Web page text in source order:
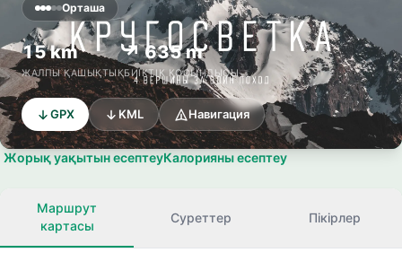
Орташа
15 km
ЖАЛПЫ ҚАШЫҚТЫҚ
↗ 635 m
БИІКТІК ҚОСЫНДЫСЫ
GPX KML Навигация
Жорық уақытын есептеуКалорияны есептеу
Маршрут
картасы
Суреттер Пікірлер